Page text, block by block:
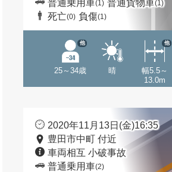
普通乗用車(1) 普通貨物車(1)
死亡(0) 負傷(1)
25～34歳
他
晴
幅5.5～
13.0m
他
2020年11月13日(金)16:35
豊田市中町 付近
車両相互 小破事故
普通乗用車(2)